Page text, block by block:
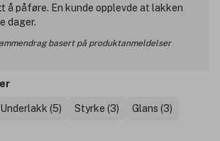
å påføre. En kunde opplevde at lakken
dager.
basert på produktanmeldelser
Underlakk (5) Styrke (3) Glans (3)